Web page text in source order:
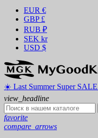
EUR €
GBP £
RUB ₽
SEK kr
USD $
☀️ ️Last Summer Super
view_headline
favorite
compare_arrows